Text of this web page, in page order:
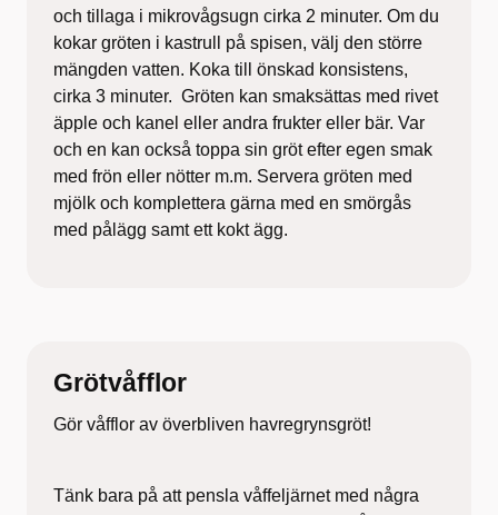
och tillaga i mikrovågsugn cirka 2 minuter. Om du
kokar gröten i kastrull på spisen, välj den större
mängden vatten. Koka till önskad konsistens,
cirka 3 minuter. Gröten kan smaksättas med rivet
äpple och kanel eller andra frukter eller bär. Var
och en kan också toppa sin gröt efter egen smak
med frön eller nötter m.m. Servera gröten med
mjölk och komplettera gärna med en smörgås
med pålägg samt ett kokt ägg.
Grötvåfflor
Gör våfflor av överbliven havregrynsgröt!
Tänk bara på att pensla våffeljärnet med några